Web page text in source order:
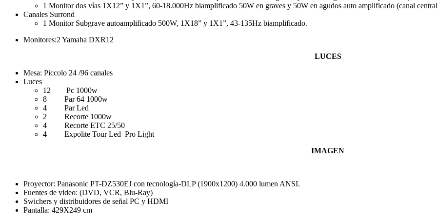
1 Monitor dos vías 1X12” y 1X1”, 60-18.000Hz biamplificado 50W en graves y 50W en agudos auto amplificado (canal
Canales Surrond
1 Monitor Subgrave autoamplificado 500W, 1X18” y 1X1”, 43-135Hz biamplificado.
Monitores:2 Yamaha DXR12
LUCES
Mesa: Piccolo 24 /96 canales
Luces
12 Pc 1000w
8 Par 64 1000w
4 Par Led
2 Recorte 1000w
4 Recorte ETC 25/50
4 Expolite Tour Led Pro Light
IMAGEN
Proyector: Panasonic PT-DZ530EJ con tecnología-DLP (1900x1200) 4.000 lumen ANSI.
Fuentes de video: (DVD, VCR, Blu-Ray)
Swichers y distribuidores de señal PC y HDMI
Pantalla: 429X249 cm